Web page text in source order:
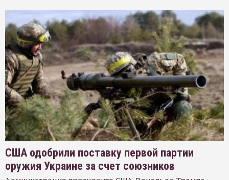
США одобрили поставку первой партии
оружия Украине за счет союзников